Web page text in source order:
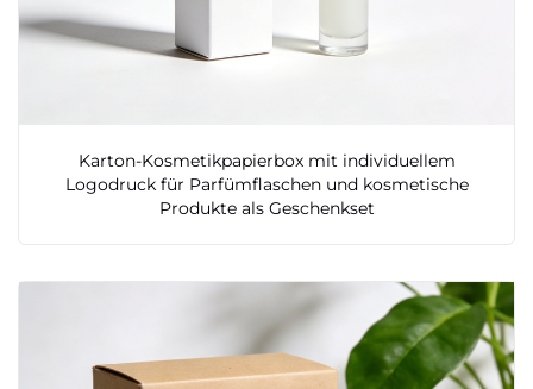
Karton-Kosmetikpapierbox mit individuellem
Logodruck für Parfümflaschen und kosmetische
Produkte als Geschenkset